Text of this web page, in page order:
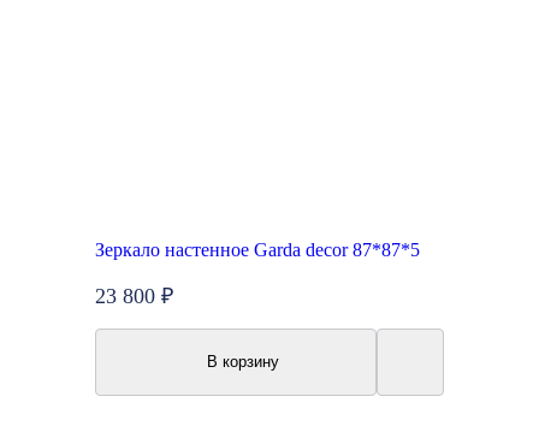
Зеркало настенное Garda decor 87*87*5
23 800 ₽
В корзину